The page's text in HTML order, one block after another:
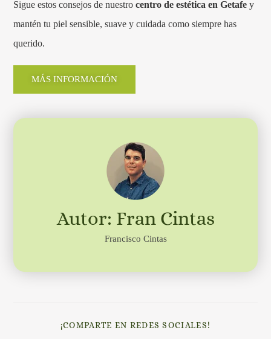
Sigue estos consejos de nuestrocentro de estética en Getafe y
mantén tu piel sensible, suave y cuidada como siempre has
querido.
MÁS INFORMACIÓN
Autor: Fran Cintas
Francisco Cintas
¡COMPARTE EN REDES SOCIALES!